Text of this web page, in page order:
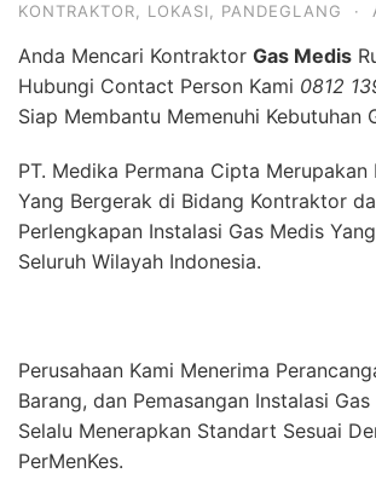
KONTRAKTOR
LOKASI PANDEGLANG ·
Anda Mencari Kontraktor Gas Medis
Hubungi Contact Person Kami 0812
Siap Membantu Memenuhi Kebutuhan
PT. Medika Permana Cipta Merupakan
Yang Bergerak di Bidang Kontraktor
Perlengkapan Instalasi Gas Medis
Seluruh Wilayah Indonesia.
Perusahaan Kami Menerima
Barang, dan Pemasangan Instalasi
Selalu Menerapkan Standart Sesuai
PerMenKes.